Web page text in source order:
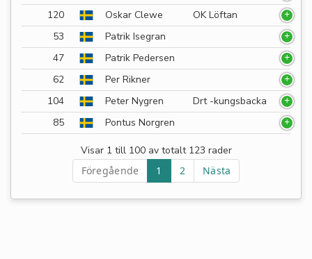
120
Oskar Clewe
OK Löftan
53
Patrik Isegran
47
Patrik Pedersen
62
Per Rikner
104
Peter Nygren
Drt -kungsbacka
85
Pontus Norgren
Visar 1 till 100 av totalt 123 rader
Föregående
1 2 Nästa